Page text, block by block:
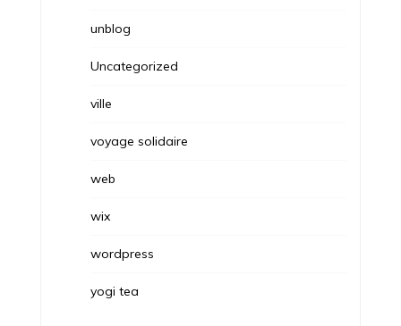
unblog
Uncategorized
ville
voyage solidaire
web
wix
wordpress
yogi tea